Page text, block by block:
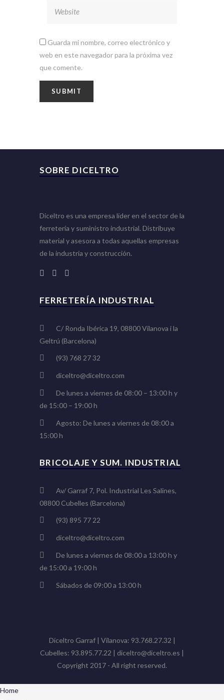
Guarda mi nombre, correo electrónico y
web en este navegador para la próxima vez
que comente.
SOBRE DICELTRO
Diceltro es una empresa líder en el sector de la
ferretería y suministro industrial. Distribuye
material y asesora a todas aquellas empresas
de la industria y construcción.
FERRETERÍA INDUSTRIAL
C/ Ronda Ibérica 19, 08800 Vilanova i la
Geltrú (Barcelona)
(93) 768 27 32
diceltro@diceltro.com
De lunes a viernes de 08:00 – 13:00 h y
de 15:00 – 19:00 h
Agosto: De lunes a viernes de 08:00 a
15:00 h
BRICOLAJE Y SUM. INDUSTRIAL
Av/ Garraf 7, Pol. Industrial Les Salines,
08800 Cubelles (Barcelona)
(93) 895 77 22
diceltro@diceltro.com
De lunes a viernes de 08:00 a 13:00 h y
de 15:00 a 19:00 h
Sábados de 09:00 a 13:00 h
Diceltro Garraf | Vilanova: 93.768.27.32 |
Cubelles: 93.895.77.22 | diceltro@diceltro.es |
Copyright 2017 - All right reserved.
Home